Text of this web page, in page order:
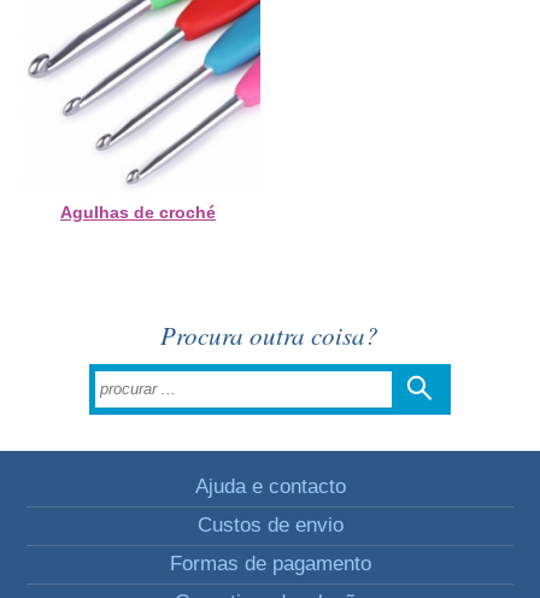
Agulhas de croché
Procura outra coisa?
Ajuda e contacto
Custos de envio
Formas de pagamento